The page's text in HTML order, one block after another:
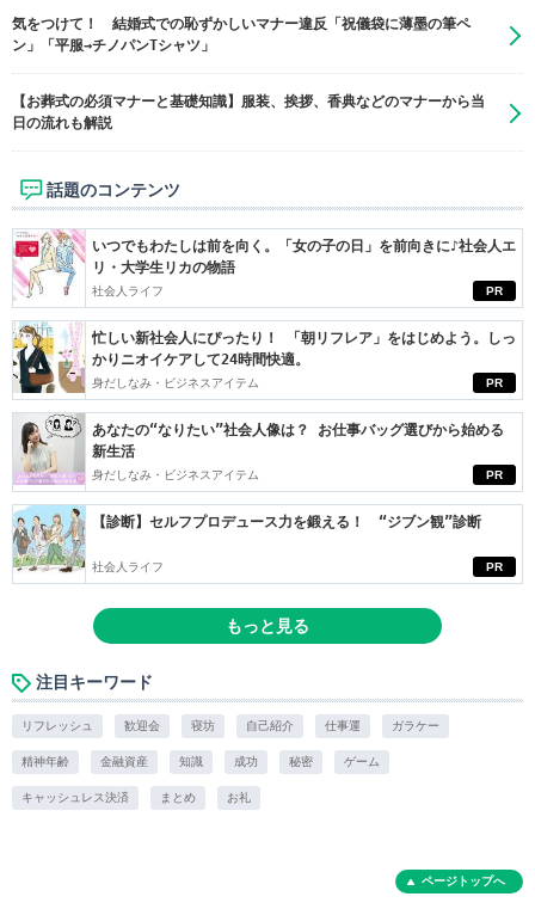
気をつけて！ 結婚式での恥ずかしいマナー違反「祝儀袋に薄墨の筆ペ
ン」「平服→チノパンTシャツ」
【お葬式の必須マナーと基礎知識】服装、挨拶、香典などのマナーから当
日の流れも解説
話題のコンテンツ
PR
いつでもわたしは前を向く。「女の子の日」を前向きに♪社会人エ
リ・大学生リカの物語
社会人ライフ
PR
忙しい新社会人にぴったり！ 「朝リフレア」をはじめよう。しっ
かりニオイケアして24時間快適。
身だしなみ・ビジネスアイテム
PR
あなたの“なりたい”社会人像は？ お仕事バッグ選びから始める
新生活
身だしなみ・ビジネスアイテム
PR
【診断】セルフプロデュース力を鍛える！ “ジブン観”診断
社会人ライフ
もっと見る
注目キーワード
リフレッシュ 歓迎会 寝坊 自己紹介 仕事運 ガラケー
精神年齢 金融資産 知識 成功 秘密 ゲーム
キャッシュレス決済 まとめ お礼
ページトップへ